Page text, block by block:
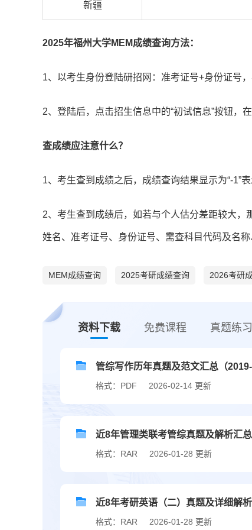
新疆
2025年福州大学MEM成绩查询方法：
1、以考生身份登陆研招网：准考证号+身份证号，
2、登陆后，点击招生信息中的“初试信息”按钮，
查成绩应注意什么？
1、考生查到成绩之后，成绩查询结果显示为“-1”
2、考生查到成绩后，如若与个人估分差距较大
姓名、准考证号、身份证号、需查科目代码及名称
MEM成绩查询 2025考研成绩查询 2026考研
资料下载 免费课程 真题练习
管综写作历年真题及范文汇总（2019-
格式：PDF 2026-02-14 更新
近8年管理类联考管综真题及解析汇总
格式：RAR 2026-01-28 更新
近8年考研英语（二）真题及详细解
格式：RAR 2026-01-28 更新